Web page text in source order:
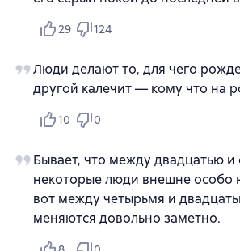
29 124
Люди делают то, для чего
другой калечит — кому что на
10 0
Бывает, что между двадцатью и
некоторые люди внешне особо
вот между четырьмя и
меняются довольно заметно.